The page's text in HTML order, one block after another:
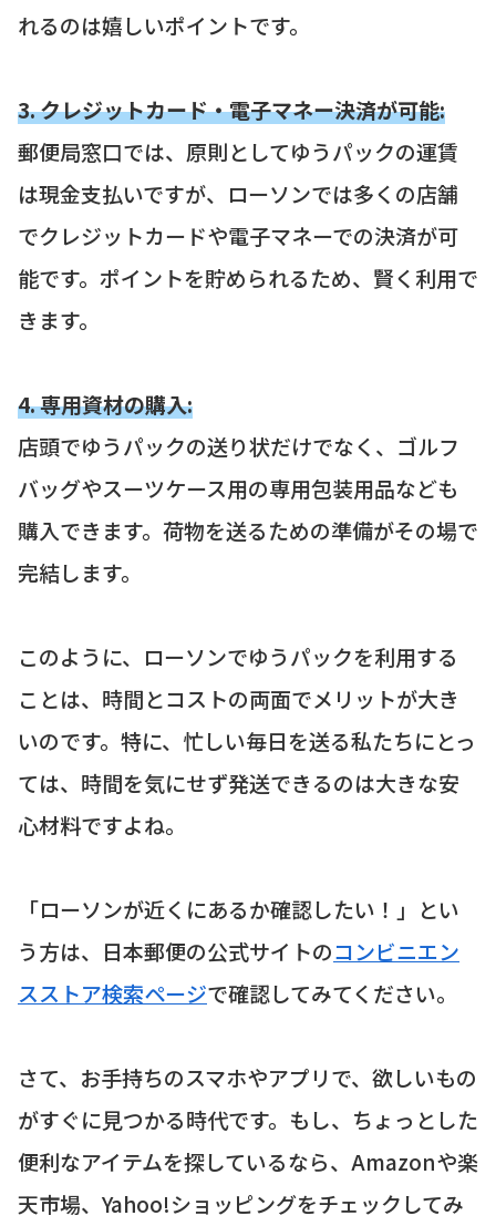
れるのは嬉しいポイントです。
3. クレジットカード・電子マネー決済が可能:
郵便局窓口では、原則としてゆうパックの運賃
は現金支払いですが、ローソンでは多くの店舗
でクレジットカードや電子マネーでの決済が可
能です。ポイントを貯められるため、賢く利用で
きます。
4. 専用資材の購入:
店頭でゆうパックの送り状だけでなく、ゴルフ
バッグやスーツケース用の専用包装用品なども
購入できます。荷物を送るための準備がその場で
完結します。
このように、ローソンでゆうパックを利用する
ことは、時間とコストの両面でメリットが大き
いのです。特に、忙しい毎日を送る私たちにとっ
ては、時間を気にせず発送できるのは大きな安
心材料ですよね。
「ローソンが近くにあるか確認したい！」とい
う方は、日本郵便の公式サイトのコンビニエン
スストア検索ページで確認してみてください。
さて、お手持ちのスマホやアプリで、欲しいもの
がすぐに見つかる時代です。もし、ちょっとした
便利なアイテムを探しているなら、Amazonや楽
天市場、Yahoo!ショッピングをチェックしてみ